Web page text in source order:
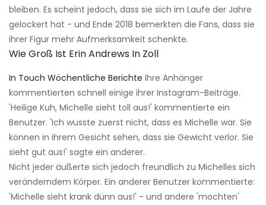
bleiben. Es scheint jedoch, dass sie sich im Laufe der Jahre
gelockert hat - und Ende 2018 bemerkten die Fans, dass sie
ihrer Figur mehr Aufmerksamkeit schenkte.
Wie Groß Ist Erin Andrews In Zoll
In Touch Wöchentliche Berichte Ihre Anhänger
kommentierten schnell einige ihrer Instagram-Beiträge.
'Heilige Kuh, Michelle sieht toll aus!' kommentierte ein
Benutzer. 'Ich wusste zuerst nicht, dass es Michelle war. Sie
können in ihrem Gesicht sehen, dass sie Gewicht verlor. Sie
sieht gut aus!' sagte ein anderer.
Nicht jeder äußerte sich jedoch freundlich zu Michelles sich
veränderndem Körper. Ein anderer Benutzer kommentierte:
'Michelle sieht krank dünn aus!' - und andere 'mochten'